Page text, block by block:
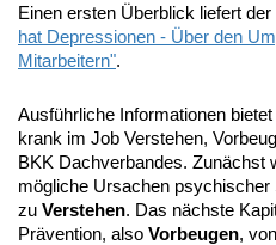
Einen ersten Überblick liefert der
hat Depressionen - Über den
Mitarbeitern".
Ausführliche Informationen bietet
krank im Job Verstehen,
BKK Dachverbandes. Zunächst
mögliche Ursachen
zu Verstehen. Das nächste
Prävention, also Vorbeugen,